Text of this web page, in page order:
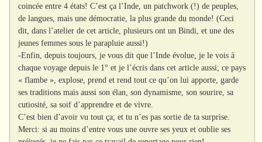
coincée entre 4 états! C’est ça l’Inde, un patchwork (!) de peuples,
de langues, mais une démocratie, la plus grande du monde! (Ceci
dit, dans l’atelier de cet article, plusieurs ont un Bindi, et une des
jeunes femmes sous le parapluie aussi!)
-Enfin, depuis toujours, je vous dit que l’Inde évolue, je le vois à
chaque voyage depuis le 1° et je l’écris dans cet article aussi; ce pays
« flambe », explose, prend et rend tout ce qu’on lui apporte, garde
ses traditions mais aussi son élan, son dynamisme, son sourire, sa
cutiosité, sa soif d’apprendre et de vivre.
C’est bien d’avoir vu tout ça; et tu n’es pas sortie de ta surprise.
Merci: si au moins d’entre vous une ouvre ses yeux et oublie ses